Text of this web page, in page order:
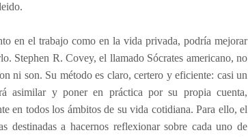
en el trabajo como en la vida privada, podría mejorar
Stephen R. Covey, el llamado Sócrates americano, no
ni son. Su método es claro, certero y eficiente: casi un
asimilar y poner en práctica por su propia cuenta,
en todos los ámbitos de su vida cotidiana. Para ello, el
destinadas a hacernos reflexionar sobre cada uno de